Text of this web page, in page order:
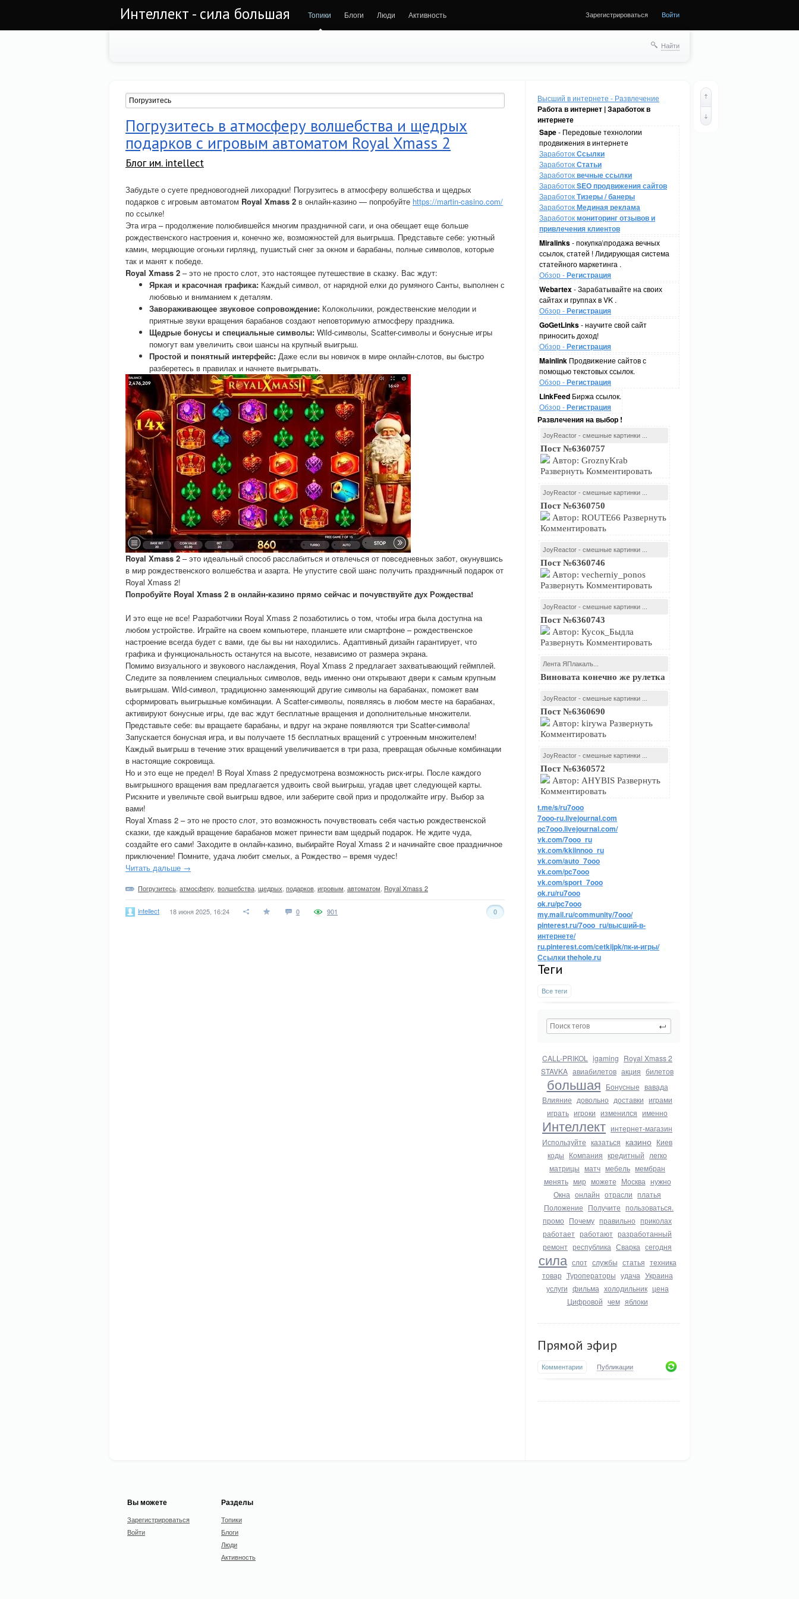
Интеллект - сила большая Топики Блоги Люди Активность Зарегистрироваться Войти
Найти
Высший в интернете - Развлечение
Работа в интернет | Заработок в
интернете
Sape- Передовые технологии
продвижения в интернете
ЗаработокСсылки
ЗаработокСтатьи
Заработоквечные ссылки
ЗаработокSEO продвижения сайтов
ЗаработокТизеры / банеры
ЗаработокМединая реклама
Заработокмониторинг отзывов и
привлечения клиентов
Miralinks- покупка\продажа вечных
ссылок, статей ! Лидирующая система
статейного маркетинга .
Обзор -Регистрация
Webartex- Зарабатывайте на своих
сайтах и группах в VK .
Обзор -Регистрация
GoGetLinks- научите свой сайт
приносить доход!
Обзор -Регистрация
Mainlink Продвижение сайтов с
помощью текстовых ссылок.
Обзор -Регистрация
LinkFeed Биржа ссылок.
Обзор -Регистрация
Развлечения на выбор !
JoyReactor - смешные картинки ...
Пост №6360757
Автор: GroznyKrab
Развернуть Комментировать
JoyReactor - смешные картинки ...
Пост №6360750
Автор: ROUTE66 Развернуть
Комментировать
JoyReactor - смешные картинки ...
Пост №6360746
Автор: vecherniy_ponos
Развернуть Комментировать
JoyReactor - смешные картинки ...
Пост №6360743
Автор: Кусок_Быдла
Развернуть Комментировать
Лента ЯПлакалъ...
Виновата конечно же рулетка
JoyReactor - смешные картинки ...
Пост №6360690
Автор: kirywa Развернуть
Комментировать
JoyReactor - смешные картинки ...
Пост №6360572
Автор: AHYBIS Развернуть
Комментировать
t.me/s/ru7ooo
7ooo-ru.livejournal.com
pc7ooo.livejournal.com/
vk.com/7ooo_ru
vk.com/kkiinnoo_ru
vk.com/auto_7ooo
vk.com/pc7ooo
vk.com/sport_7ooo
ok.ru/ru7ooo
ok.ru/pc7ooo
my.mail.ru/community/7ooo/
pinterest.ru/7ooo_ru/высший-в-
интернете/
ru.pinterest.com/cetkijpk/пк-и-игры/
Ссылки thehole.ru
Теги
Все теги
CALL-PRIKOL igaming Royal Xmass 2
STAVKA авиабилетов акция билетов
большая Бонусные вавада
Влияние довольно доставки играми
играть игроки изменился именно
Интеллект интернет-магазин
Используйте казаться казино Киев
коды Компания кредитный легко
матрицы матч мебель мембран
менять мир можете Москва нужно
Окна онлайн отрасли платья
Положение Получите пользоваться.
промо Почему правильно приколах
работает работают разработанный
ремонт республика Сварка сегодня
сила слот службы статья техника
товар Туроператоры удача Украина
услуги фильма холодильник цена
Цифровой чем яблоки
Прямой эфир
Комментарии Публикации
Погрузитесь в атмосферу волшебства и щедрых
подарков с игровым автоматом Royal Xmass 2
Блог им. intellect
Забудьте о суете предновогодней лихорадки! Погрузитесь в атмосферу волшебства и щедрых
подарков с игровым автоматом Royal Xmass 2 в онлайн-казино — попробуйте https://martin-casino.com/
по ссылке!
Эта игра – продолжение полюбившейся многим праздничной саги, и она обещает еще больше
рождественского настроения и, конечно же, возможностей для выигрыша. Представьте себе: уютный
камин, мерцающие огоньки гирлянд, пушистый снег за окном и барабаны, полные символов, которые
так и манят к победе.
Royal Xmass 2 – это не просто слот, это настоящее путешествие в сказку. Вас ждут:
Яркая и красочная графика: Каждый символ, от нарядной елки до румяного Санты, выполнен с
любовью и вниманием к деталям.
Завораживающее звуковое сопровождение: Колокольчики, рождественские мелодии и
приятные звуки вращения барабанов создают неповторимую атмосферу праздника.
Щедрые бонусы и специальные символы: Wild-символы, Scatter-символы и бонусные игры
помогут вам увеличить свои шансы на крупный выигрыш.
Простой и понятный интерфейс: Даже если вы новичок в мире онлайн-слотов, вы быстро
разберетесь в правилах и начнете выигрывать.
Royal Xmass 2 – это идеальный способ расслабиться и отвлечься от повседневных забот, окунувшись
в мир рождественского волшебства и азарта. Не упустите свой шанс получить праздничный подарок от
Royal Xmass 2!
Попробуйте Royal Xmass 2 в онлайн-казино прямо сейчас и почувствуйте дух Рождества!
И это еще не все! Разработчики Royal Xmass 2 позаботились о том, чтобы игра была доступна на
любом устройстве. Играйте на своем компьютере, планшете или смартфоне – рождественское
настроение всегда будет с вами, где бы вы ни находились. Адаптивный дизайн гарантирует, что
графика и функциональность останутся на высоте, независимо от размера экрана.
Помимо визуального и звукового наслаждения, Royal Xmass 2 предлагает захватывающий геймплей.
Следите за появлением специальных символов, ведь именно они открывают двери к самым крупным
выигрышам. Wild-символ, традиционно заменяющий другие символы на барабанах, поможет вам
сформировать выигрышные комбинации. А Scatter-символы, появляясь в любом месте на барабанах,
активируют бонусные игры, где вас ждут бесплатные вращения и дополнительные множители.
Представьте себе: вы вращаете барабаны, и вдруг на экране появляются три Scatter-символа!
Запускается бонусная игра, и вы получаете 15 бесплатных вращений с утроенным множителем!
Каждый выигрыш в течение этих вращений увеличивается в три раза, превращая обычные комбинации
в настоящие сокровища.
Но и это еще не предел! В Royal Xmass 2 предусмотрена возможность риск-игры. После каждого
выигрышного вращения вам предлагается удвоить свой выигрыш, угадав цвет следующей карты.
Рискните и увеличьте свой выигрыш вдвое, или заберите свой приз и продолжайте игру. Выбор за
вами!
Royal Xmass 2 – это не просто слот, это возможность почувствовать себя частью рождественской
сказки, где каждый вращение барабанов может принести вам щедрый подарок. Не ждите чуда,
создайте его сами! Заходите в онлайн-казино, выбирайте Royal Xmass 2 и начинайте свое праздничное
приключение! Помните, удача любит смелых, а Рождество – время чудес!
Читать дальше →
Погрузитесь атмосферу волшебства щедрых подарков игровым автоматом Royal Xmass 2
intellect 18 июня 2025, 16:24 0 0
901
Вы можете
Зарегистрироваться
Войти
Разделы
Топики
Блоги
Люди
Активность